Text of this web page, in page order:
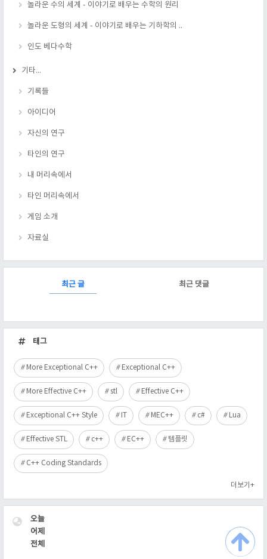
놀라운 수의 세계 - 이야기로 배우는 수학의 원리
놀라운 도형의 세계 - 이야기로 배우는 기하학의 ..
인도 베다수학
기타...
기록들
아이디어
자신의 연구
타인의 연구
내 머리속에서
타인 머리속에서
게임 소개
자료실
최근 글 최근 댓글
근
글
태그
More Exceptional C++ Exceptional C++
More Effective C++ stl Effective C++
Exceptional C++ Style IT MEC++ c# Lua
Effective STL c++ EC++ 템플릿
C++ Coding Standards
더보기+
VISITOR
오늘
어제
전체